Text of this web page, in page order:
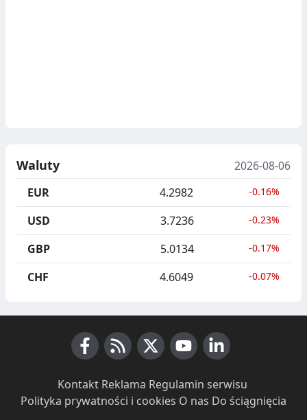
Waluty
2026-08-06
EUR
4.2982
GBP 5.0134 -0.17%
4.6049